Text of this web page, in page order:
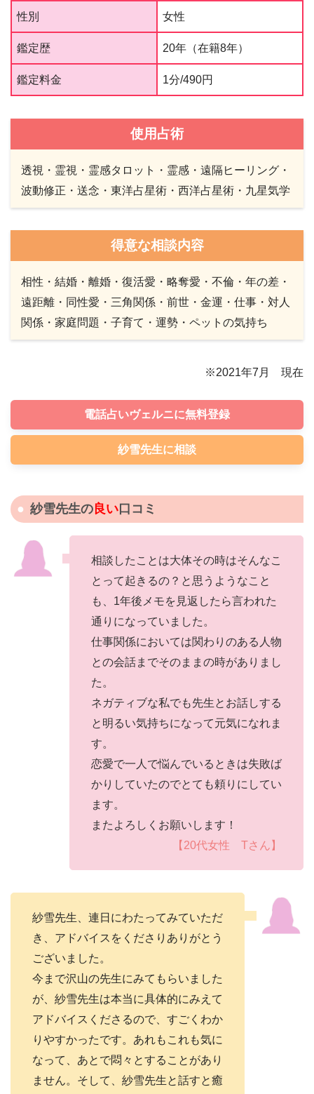
性別 女性
鑑定歴 20年（在籍8年）
鑑定料金 1分/490円
使用占術
透視・霊視・霊感タロット・霊感・遠隔ヒーリング・
波動修正・送念・東洋占星術・西洋占星術・九星気学
得意な相談内容
相性・結婚・離婚・復活愛・略奪愛・不倫・年の差・
遠距離・同性愛・三角関係・前世・金運・仕事・対人
関係・家庭問題・子育て・運勢・ペットの気持ち
※2021年7月 現在
電話占いヴェルニに無料登録
紗雪先生に相談
紗雪先生の良い口コミ
相談したことは大体その時はそんなこ
とって起きるの？と思うようなこと
も、1年後メモを見返したら言われた
通りになっていました。
仕事関係においては関わりのある人物
との会話までそのままの時がありまし
た。
ネガティブな私でも先生とお話しする
と明るい気持ちになって元気になれま
す。
恋愛で一人で悩んでいるときは失敗ば
かりしていたのでとても頼りにしてい
ます。
またよろしくお願いします！
【20代女性 Tさん】
紗雪先生、連日にわたってみていただ
き、アドバイスをくださりありがとう
ございました。
今まで沢山の先生にみてもらいました
が、紗雪先生は本当に具体的にみえて
アドバイスくださるので、すごくわか
りやすかったです。あれもこれも気に
なって、あとで悶々とすることがあり
ません。そして、紗雪先生と話すと癒